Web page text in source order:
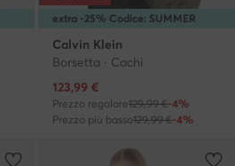
extra -25% Codice: SUMMER
Calvin Klein
Borsetta · Cachi
Prezzo attuale
123,99 €
Prezzo regolare129,99 €-4%
Prezzo più basso129,99 €-4%